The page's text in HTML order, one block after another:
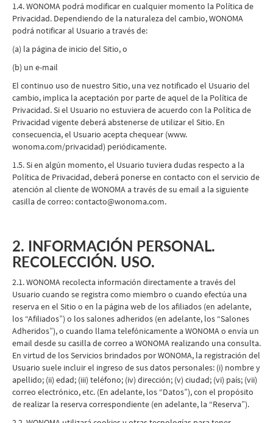
1.4. WONOMA podrá modificar en cualquier momento la Política de
Privacidad. Dependiendo de la naturaleza del cambio, WONOMA
podrá notificar al Usuario a través de:
(a) la página de inicio del Sitio, o
(b) un e-mail
El continuo uso de nuestro Sitio, una vez notificado el Usuario del
cambio, implica la aceptación por parte de aquel de la Política de
Privacidad. Si el Usuario no estuviera de acuerdo con la Política de
Privacidad vigente deberá abstenerse de utilizar el Sitio. En
consecuencia, el Usuario acepta chequear (www.
wonoma.com/privacidad) periódicamente.
1.5. Si en algún momento, el Usuario tuviera dudas respecto a la
Política de Privacidad, deberá ponerse en contacto con el servicio de
atención al cliente de WONOMA a través de su email a la siguiente
casilla de correo: contacto@wonoma.com.
2. INFORMACIÓN PERSONAL.
RECOLECCIÓN. USO.
2.1. WONOMA recolecta información directamente a través del
Usuario cuando se registra como miembro o cuando efectúa una
reserva en el Sitio o en la página web de los afiliados (en adelante,
los “Afiliados”) o los salones adheridos (en adelante, los “Salones
Adheridos”), o cuando llama telefónicamente a WONOMA o envía un
email desde su casilla de correo a WONOMA realizando una consulta.
En virtud de los Servicios brindados por WONOMA, la registración del
Usuario suele incluir el ingreso de sus datos personales: (i) nombre y
apellido; (ii) edad; (iii) teléfono; (iv) dirección; (v) ciudad; (vi) país; (vii)
correo electrónico, etc. (En adelante, los “Datos”), con el propósito
de realizar la reserva correspondiente (en adelante, la “Reserva”).